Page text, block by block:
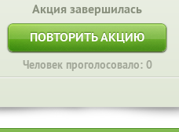
Акция завершилась
ПОВТОРИТЬ АКЦИЮ
Человек проголосовало: 0